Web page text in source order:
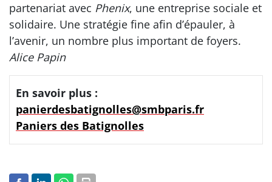
partenariat avec Phenix, une entreprise sociale et
solidaire. Une stratégie fine afin d’épauler, à
l’avenir, un nombre plus important de foyers.
Alice Papin
En savoir plus :
panierdesbatignolles@smbparis.fr
Paniers des Batignolles